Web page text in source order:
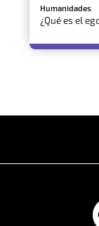
Humanidades
¿Qué es el